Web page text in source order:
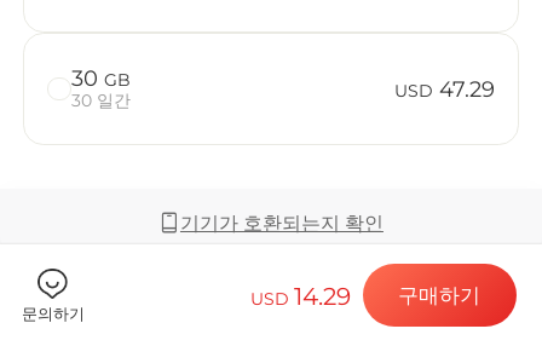
목적지 및 데
데이터 요금
30 GB
30 일간
USD 47.29
기기가 호환되는지 확인
커버리지 및 네트워크
문의하기
USD 14.29 구매하기